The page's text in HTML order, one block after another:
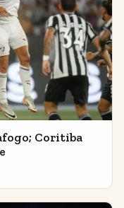
Coritiba